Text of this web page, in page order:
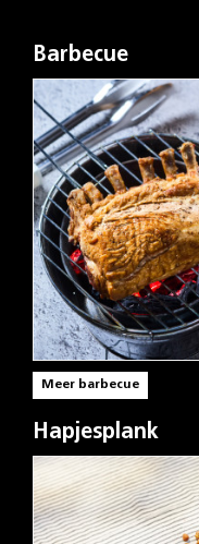
Barbecue
Meer barbecue
Hapjesplank